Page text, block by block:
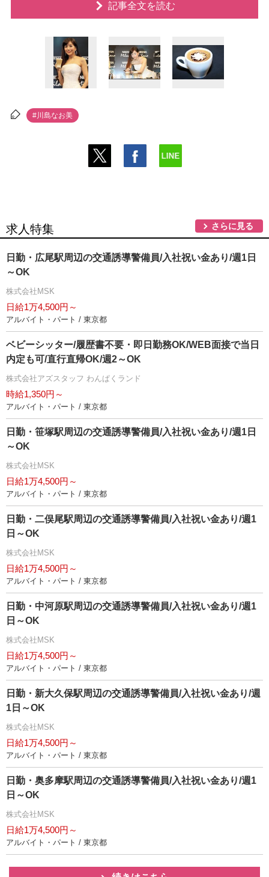
記事全文を読む
#川島なお美
求人特集 さらに見る
日勤・広尾駅周辺の交通誘導警備員/入社祝い金あり/週1日
～OK
株式会社MSK
日給1万4,500円～
アルバイト・パート / 東京都
ベビーシッター/履歴書不要・即日勤務OK/WEB面接で当日
内定も可/直行直帰OK/週2～OK
株式会社アズスタッフ わんぱくランド
時給1,350円～
アルバイト・パート / 東京都
日勤・笹塚駅周辺の交通誘導警備員/入社祝い金あり/週1日
～OK
株式会社MSK
日給1万4,500円～
アルバイト・パート / 東京都
日勤・二俣尾駅周辺の交通誘導警備員/入社祝い金あり/週1
日～OK
株式会社MSK
日給1万4,500円～
アルバイト・パート / 東京都
日勤・中河原駅周辺の交通誘導警備員/入社祝い金あり/週1
日～OK
株式会社MSK
日給1万4,500円～
アルバイト・パート / 東京都
日勤・新大久保駅周辺の交通誘導警備員/入社祝い金あり/週
1日～OK
株式会社MSK
日給1万4,500円～
アルバイト・パート / 東京都
日勤・奥多摩駅周辺の交通誘導警備員/入社祝い金あり/週1
日～OK
株式会社MSK
日給1万4,500円～
アルバイト・パート / 東京都